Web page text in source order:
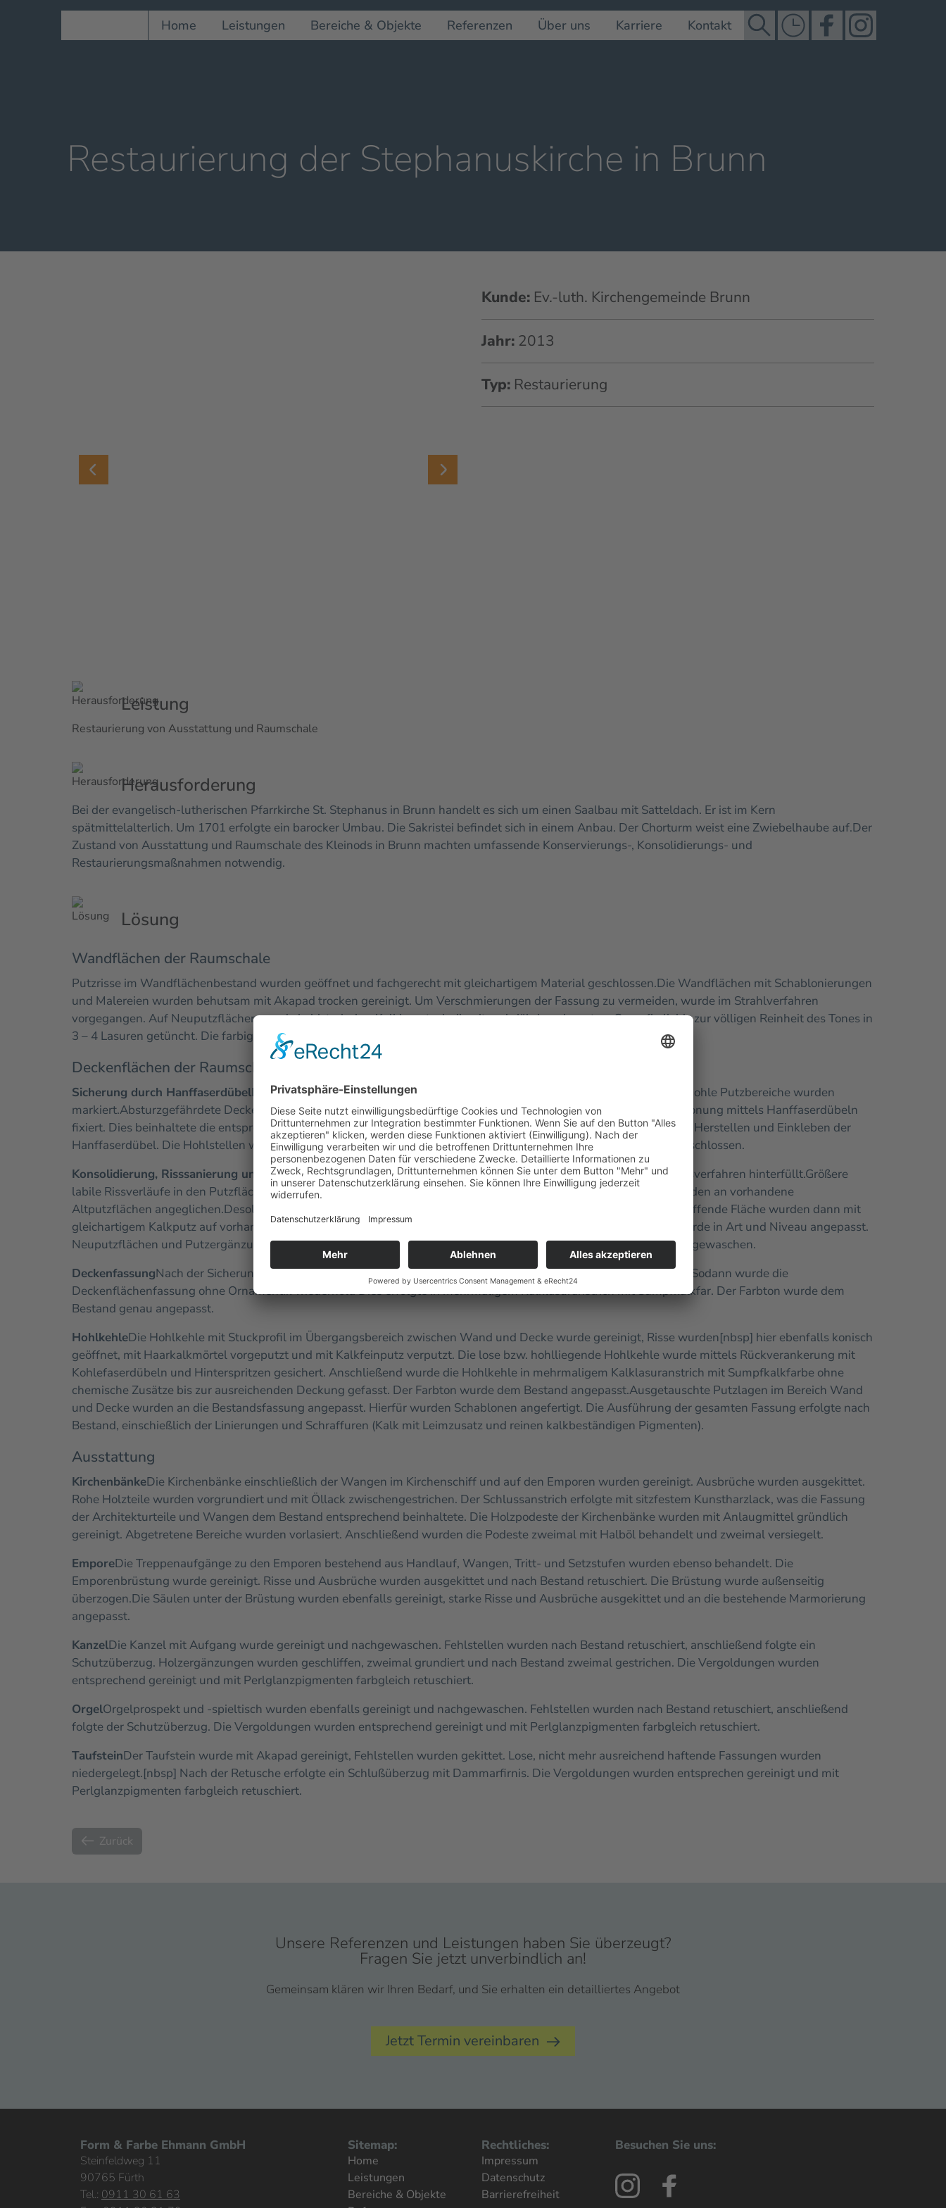
Home Leistungen Bereiche & Objekte Referenzen Über uns Karriere Kontakt
Restaurierung der Stephanuskirche in Brunn
Kunde: Ev.-luth. Kirchengemeinde Brunn
Jahr: 2013
Typ: Restaurierung
Leistung
Restaurierung von Ausstattung und Raumschale
Herausforderung
Bei der evangelisch-lutherischen Pfarrkirche St. Stephanus in Brunn handelt es sich um einen Saalbau mit Satteldach. Er ist im Kern
spätmittelalterlich. Um 1701 erfolgte ein barocker Umbau. Die Sakristei befindet sich in einem Anbau. Der Chorturm weist eine Zwiebelhaube auf.Der
Zustand von Ausstattung und Raumschale des Kleinods in Brunn machten umfassende Konservierungs-, Konsolidierungs- und
Restaurierungsmaßnahmen notwendig.
Lösung
Wandflächen der Raumschale
Putzrisse im Wandflächenbestand wurden geöffnet und fachgerecht mit gleichartigem Material geschlossen.Die Wandflächen mit Schablonierungen
und Malereien wurden behutsam mit Akapad trocken gereinigt. Um Verschmierungen der Fassung zu vermeiden, wurde im Strahlverfahren
vorgegangen. Auf Neuputzflächen wurde in historischer Kalklasurtechnik mit mehrjährig gelagertem Sumpfkalk bis zur völligen Reinheit des Tones in
3 – 4 Lasuren getüncht. Die farbige Tönung erfolgte in einer Lasur.
Deckenflächen der Raumschale
Sicherung durch HanffaserdübelDie Deckenfläche wurde auf Hohlstellen und Hohllagen untersucht und kartiert. Hohle Putzbereiche wurden
markiert.Absturzgefährdete Deckenputzflächen im Bereich der Orgelempore wurden unter maximaler Substanzschonung mittels Hanffaserdübeln
fixiert. Dies beinhaltete die entsprechenden Bohrungen, das Reinigen und Benetzen der Bohrlöcher[nbsp] sowie das Herstellen und Einkleben der
Hanffaserdübel. Die Hohlstellen wurden sodann mit feinteiligem Kalkmörtel verfüllt, die Bohrungen randgenau verschlossen.
Konsolidierung, Risssanierung und PutzergänzungHohlliegende Bereiche wurden in einem mehrstufigen Injektionsverfahren hinterfüllt.Größere
labile Rissverläufe in den Putzflächen wurden konisch geöffnet und mit Kalkputz geschlossen. Neuputzflächen wurden an vorhandene
Altputzflächen angeglichen.Desolate, nicht mehr sicherbare Putzflächen wurden vorsichtig abgenommen. Die betreffende Fläche wurden dann mit
gleichartigem Kalkputz auf vorhandener Lattung als Putzträger fachgerecht, mehrlagig verputzt. Die Oberfläche wurde in Art und Niveau angepasst.
Neuputzflächen und Putzergänzungen an Wand und Deckenflächen wurden mit einem Fluat neutralisiert und nachgewaschen.
DeckenfassungNach der Sicherung der Deckenflächen wurde die Putzdecke mittels Trockenschwämmen gereinigt. Sodann wurde die
Deckenflächenfassung ohne Ornamentik wiederholt. Dies erfolgte in mehrmaligem Kalklasuranstrich mit Sumpfkalkfar. Der Farbton wurde dem
Bestand genau angepasst.
HohlkehleDie Hohlkehle mit Stuckprofil im Übergangsbereich zwischen Wand und Decke wurde gereinigt, Risse wurden[nbsp] hier ebenfalls konisch
geöffnet, mit Haarkalkmörtel vorgeputzt und mit Kalkfeinputz verputzt. Die lose bzw. hohlliegende Hohlkehle wurde mittels Rückverankerung mit
Kohlefaserdübeln und Hinterspritzen gesichert. Anschließend wurde die Hohlkehle in mehrmaligem Kalklasuranstrich mit Sumpfkalkfarbe ohne
chemische Zusätze bis zur ausreichenden Deckung gefasst. Der Farbton wurde dem Bestand angepasst.Ausgetauschte Putzlagen im Bereich Wand
und Decke wurden an die Bestandsfassung angepasst. Hierfür wurden Schablonen angefertigt. Die Ausführung der gesamten Fassung erfolgte nach
Bestand, einschießlich der Linierungen und Schraffuren (Kalk mit Leimzusatz und reinen kalkbeständigen Pigmenten).
Ausstattung
KirchenbänkeDie Kirchenbänke einschließlich der Wangen im Kirchenschiff und auf den Emporen wurden gereinigt. Ausbrüche wurden ausgekittet.
Rohe Holzteile wurden vorgrundiert und mit Öllack zwischengestrichen. Der Schlussanstrich erfolgte mit sitzfestem Kunstharzlack, was die Fassung
der Architekturteile und Wangen dem Bestand entsprechend beinhaltete. Die Holzpodeste der Kirchenbänke wurden mit Anlaugmittel gründlich
gereinigt. Abgetretene Bereiche wurden vorlasiert. Anschließend wurden die Podeste zweimal mit Halböl behandelt und zweimal versiegelt.
EmporeDie Treppenaufgänge zu den Emporen bestehend aus Handlauf, Wangen, Tritt- und Setzstufen wurden ebenso behandelt. Die
Emporenbrüstung wurde gereinigt. Risse und Ausbrüche wurden ausgekittet und nach Bestand retuschiert. Die Brüstung wurde außenseitig
überzogen.Die Säulen unter der Brüstung wurden ebenfalls gereinigt, starke Risse und Ausbrüche ausgekittet und an die bestehende Marmorierung
angepasst.
KanzelDie Kanzel mit Aufgang wurde gereinigt und nachgewaschen. Fehlstellen wurden nach Bestand retuschiert, anschließend folgte ein
Schutzüberzug. Holzergänzungen wurden geschliffen, zweimal grundiert und nach Bestand zweimal gestrichen. Die Vergoldungen wurden
entsprechend gereinigt und mit Perlglanzpigmenten farbgleich retuschiert.
OrgelOrgelprospekt und -spieltisch wurden ebenfalls gereinigt und nachgewaschen. Fehlstellen wurden nach Bestand retuschiert, anschließend
folgte der Schutzüberzug. Die Vergoldungen wurden entsprechend gereinigt und mit Perlglanzpigmenten farbgleich retuschiert.
TaufsteinDer Taufstein wurde mit Akapad gereinigt, Fehlstellen wurden gekittet. Lose, nicht mehr ausreichend haftende Fassungen wurden
niedergelegt.[nbsp] Nach der Retusche erfolgte ein Schlußüberzug mit Dammarfirnis. Die Vergoldungen wurden entsprechen gereinigt und mit
Perlglanzpigmenten farbgleich retuschiert.
Zurück
Unsere Referenzen und Leistungen haben Sie überzeugt?
Fragen Sie jetzt unverbindlich an!
Gemeinsam klären wir Ihren Bedarf, und Sie erhalten ein detailliertes Angebot
Jetzt Termin vereinbaren
Form & Farbe Ehmann GmbH
Steinfeldweg 11
90765 Fürth
Tel.: 0911 30 61 63
Sitemap:
Home
Leistungen
Bereiche & Objekte
Rechtliches:
Impressum
Datenschutz
Barrierefreiheit
Besuchen Sie uns: